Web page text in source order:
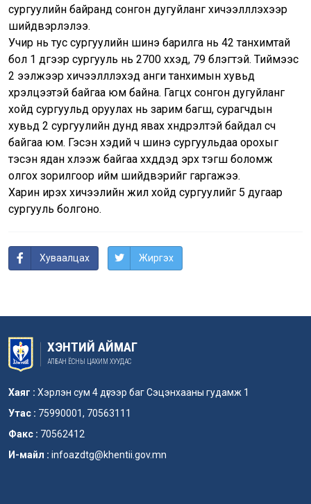
сургуулийн байранд сонгон дугуйланг хичээллүүлэхээр
шийдвэрлэлээ.
Учир нь тус сургуулийн шинэ барилга нь 42 танхимтай
бол 1 дүгээр сургууль нь 2700 хүүхэд, 79 бүлэгтэй. Тиймээс
2 ээлжээр хичээллүүлэхэд анги танхимын хувьд
хүрэлцээтэй байгаа юм байна. Гагцхүү сонгон дугуйланг
хойд сургуульд оруулах нь зарим багш, сурагчдын
хувьд 2 сургуулийн дунд явах хүндрэлтэй байдал үүсч
байгаа юм. Гэсэн хэдий ч шинэ сургуульдаа орохыг
тэсэн ядан хүлээж байгаа хүүхдүүдэд эрх тэгш боломж
олгох зорилгоор ийм шийдвэрийг гаргажээ.
Харин ирэх хичээлийн жил хойд сургуулийг 5 дугаар
сургууль болгоно.
Хуваалцах Жиргэх
ХЭНТИЙ АЙМАГ
АЛБАН ЁСНЫ ЦАХИМ ХУУДАС
Хаяг : Хэрлэн сум 4 дүгээр баг Сэцэнхааны гудамж 1
Утас : 75990001, 70563111
Факс : 70562412
И-майл : infoazdtg@khentii.gov.mn